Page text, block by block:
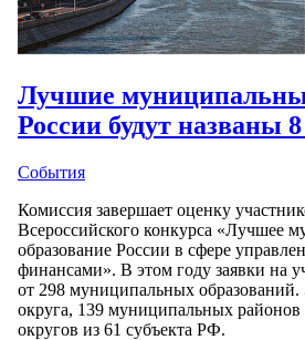
Лучшие
России будут названы
События
Комиссия завершает оценку
Всероссийского конкурса «Лучшее
образование России в сфере
финансами». В этом году заявки на
от 298 муниципальных образований.
округа, 139 муниципальных
округов из 61 субъекта РФ.